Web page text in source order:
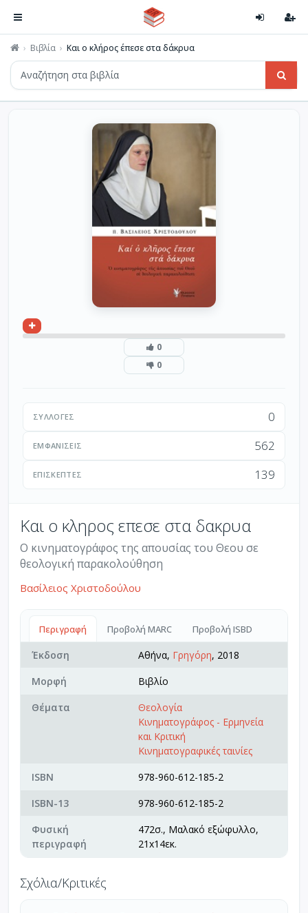
Βιβλία Και ο κλήρος έπεσε στα δάκρυα
0
0
ΣΥΛΛΟΓΈΣ 0
ΕΜΦΑΝΊΣΕΙΣ 562
ΕΠΙΣΚΈΠΤΕΣ 139
Και ο κληρος επεσε στα δακρυα
Ο κινηματογράφος της απουσίας του Θεου σε
θεολογική παρακολούθηση
Βασίλειος Χριστοδούλου
Περιγραφή Προβολή MARC Προβολή ISBD
Έκδοση Αθήνα, Γρηγόρη, 2018
Μορφή
Βιβλίο
Θέματα
Θεολογία
Κινηματογράφος - Ερμηνεία
και Κριτική
Κινηματογραφικές ταινίες
ISBN
978-960-612-185-2
ISBN-13
978-960-612-185-2
Φυσική
περιγραφή
472σ., Μαλακό εξώφυλλο,
21x14εκ.
Σχόλια/Κριτικές